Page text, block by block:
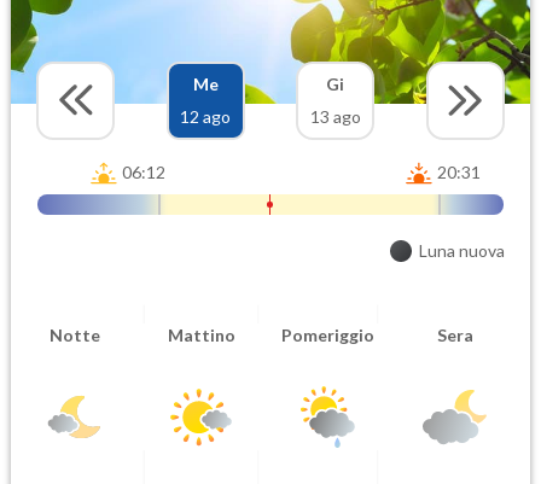
Me
12 ago
Gi
13 ago
06:12 20:31
Luna nuova
Notte Mattino Pomeriggio Sera